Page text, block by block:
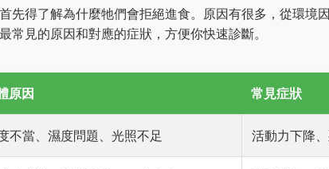
先得了解為什麼牠們會拒絕進食。原因有很多，從環境
常見的原因和對應的症狀，方便你快速診斷。
原因 常見症狀
不當、濕度問題、光照不足 活動力下降